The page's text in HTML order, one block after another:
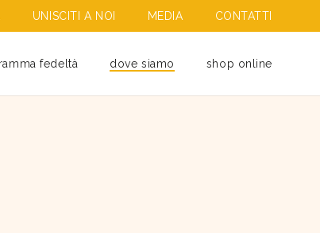
UNISCITI A NOI MEDIA CONTATTI
fedeltà dove siamo shop online